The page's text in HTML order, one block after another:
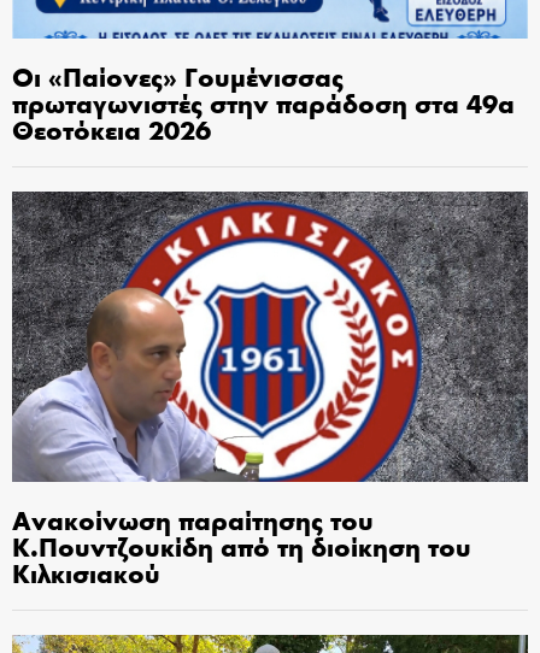
Οι «Παίονες» Γουμένισσας
πρωταγωνιστές στην παράδοση στα 49α
Θεοτόκεια 2026
Ανακοίνωση παραίτησης του
Κ.Πουντζουκίδη από τη διοίκηση του
Κιλκισιακού